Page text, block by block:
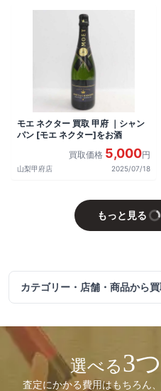
モエ ネクター 買取 甲府 ｜シャン
パン [モエ ネクター]をお酒
買取価格 5,000円
山梨甲府店 2025/07/18
もっと見る
カテゴリー・店舗・商品から
選べる3つ
査定にかかる費用はもちろん